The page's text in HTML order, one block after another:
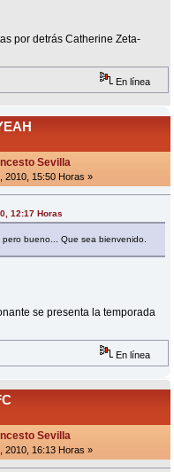
por detrás Catherine Zeta-
En línea
Sevilla
2010, 15:50 Horas »
12:17 Horas
bueno... Que sea bienvenido.
se presenta la temporada
En línea
Sevilla
2010, 16:13 Horas »